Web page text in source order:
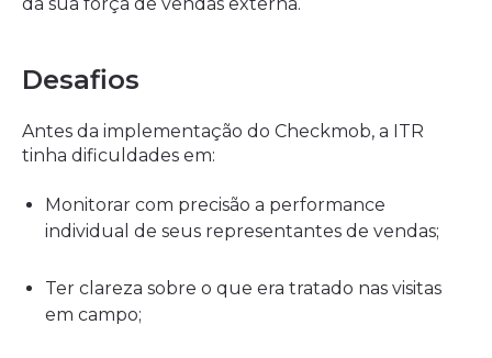
Desafios
Antes da implementação do Checkmob, a ITR
tinha dificuldades em:
Monitorar com precisão a performance
individual de seus representantes de vendas;
Ter clareza sobre o que era tratado nas visitas
em campo;